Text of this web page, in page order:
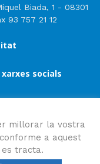
Biada, 1 - 08301
93 757 21 12
socials
millorar la vostra
a aquest
tracta.